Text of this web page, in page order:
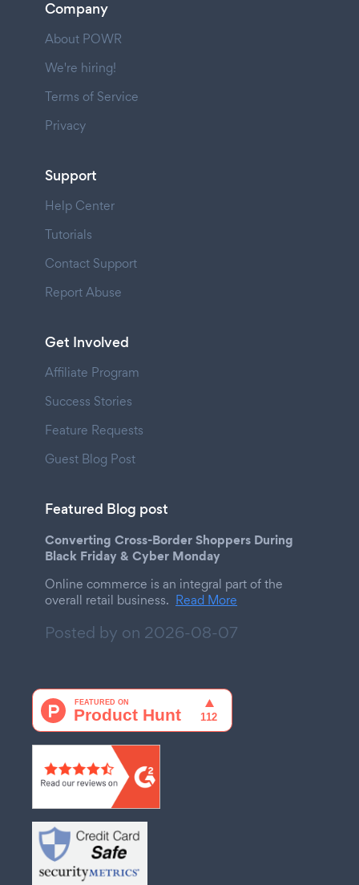
Company
About POWR
We're hiring!
Terms of Service
Privacy
Support
Help Center
Tutorials
Contact Support
Report Abuse
Get Involved
Affiliate Program
Success Stories
Feature Requests
Guest Blog Post
Featured Blog post
Converting Cross-Border Shoppers During
Black Friday & Cyber Monday
Online commerce is an integral part of the
overall retail business. Read More
Posted by on 2026-08-07